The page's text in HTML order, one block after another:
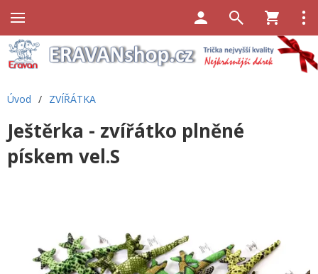
Úvod / ZVÍŘÁTKA
Ještěrka - zvířátko plněné
pískem vel.S